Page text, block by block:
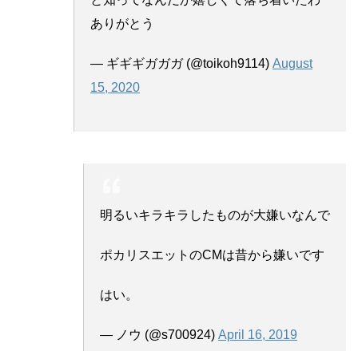
ありがとう
— ギギギガガガ (@toikoh9114) August
15, 2020
明るいキラキラしたものが大嫌いなんで
ポカリスエットのCMは昔から嫌いです
はい。
— ノウ (@s700924) April 16, 2019